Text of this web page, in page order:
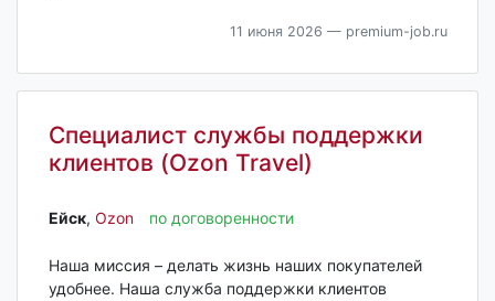
11 июня 2026 — premium-job.ru
Специалист службы поддержки
клиентов (Ozon Travel)
Ейск‎, Ozon по договоренности
Наша миссия – делать жизнь наших покупателей
удобнее. Наша служба поддержки клиентов